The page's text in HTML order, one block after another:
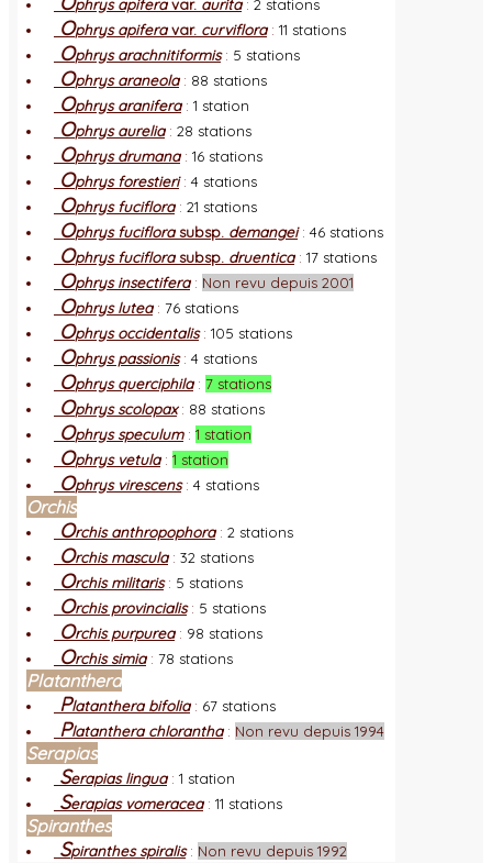
phrys apiferavar. aurita: 2 stations
Ophrys apiferavar. curviflora: 11 stations
Ophrys arachnitiformis: 5 stations
Ophrys araneola: 88 stations
Ophrys aranifera: 1 station
Ophrys aurelia: 28 stations
Ophrys drumana: 16 stations
Ophrys forestieri: 4 stations
Ophrys fuciflora: 21 stations
Ophrys fuciflorasubsp. demangei: 46 stations
Ophrys fuciflorasubsp. druentica: 17 stations
Ophrys insectifera: Non revu depuis 2001
Ophrys lutea: 76 stations
Ophrys occidentalis: 105 stations
Ophrys passionis: 4 stations
Ophrys querciphila: 7 stations
Ophrys scolopax: 88 stations
Ophrys speculum: 1 station
Ophrys vetula: 1 station
Ophrys virescens: 4 stations
Orchis
Orchis anthropophora: 2 stations
Orchis mascula: 32 stations
Orchis militaris: 5 stations
Orchis provincialis: 5 stations
Orchis purpurea: 98 stations
Orchis simia: 78 stations
Platanthera
Platanthera bifolia: 67 stations
Platanthera chlorantha: Non revu depuis 1994
Serapias
Serapias lingua: 1 station
Serapias vomeracea: 11 stations
Spiranthes
Spiranthes spiralis: Non revu depuis 1992